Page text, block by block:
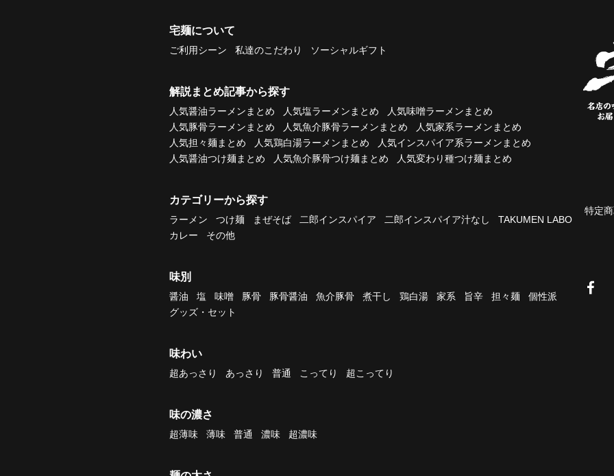
宅麺について
ご利用シーン 私達のこだわり ソーシャルギフト
解説まとめ記事から探す
人気醤油ラーメンまとめ 人気塩ラーメンまとめ
人気味噌ラーメンまとめ
人気豚骨ラーメンまとめ
人気魚介豚骨ラーメンまとめ
人気家系ラーメンまとめ
人気担々麺まとめ
人気鶏白湯ラーメンまとめ
人気インスパイア系ラーメンまとめ
人気醤油つけ麺まとめ
人気魚介豚骨つけ麺まとめ 人気変わり種つけ麺まとめ
カテゴリーから探す
ラーメン つけ麺 まぜそば 二郎インスパイア 二郎インスパイア汁なし
TAKUMEN LABO
カレー
その他
味別
醤油 塩 味噌 豚骨 豚骨醤油 魚介豚骨 煮干し 鶏白湯 家系 旨辛 担々麺
個性派
グッズ・セット
味わい
超あっさり あっさり 普通 こってり 超こってり
味の濃さ
超薄味 薄味 普通 濃味 超濃味
特定